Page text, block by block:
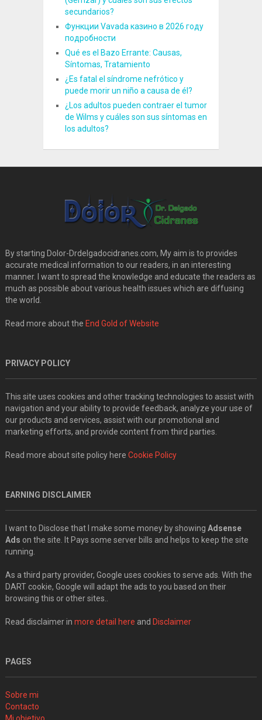
secundarios?
Функции Vavada казино в 2026 году
подробности
Qué es el Bazo Errante: Causas,
Síntomas, Tratamiento
¿Es fatal el síndrome nefrótico y
puede morir un niño a causa de él?
¿Los adultos pueden contraer el tumor
de Wilms y cuáles son sus síntomas en
los adultos?
By starting Dolor-Drdelgadocidranes.com, My aim is to provides
accurate medical information to our readers, in an interesting
manner. I want to spread the knowledge and educate the readers as
much as possible about various health issues which are diffusing
the world.
Read more about the End Gold of Website
PRIVACY POLICY
This site uses cookies and other tracking technologies to assist with
navigation and your ability to provide feedback, analyze your use of
our products and services, assist with our promotional and
marketing efforts, and provide content from third parties.
Read more about site policy here Cookie Policy
EARNING DISCLAIMER
I want to Disclose that I make some money by showing Adsense
Ads on the site. It Pays some server bills and helps to keep the site
running.
As a third party provider, Google uses cookies to serve ads. With the
DART cookie, Google will adapt the ads to you based on their
browsing this or other sites..
Read disclaimer in more detail here and Disclaimer
PAGES
Sobre mi
Contacto